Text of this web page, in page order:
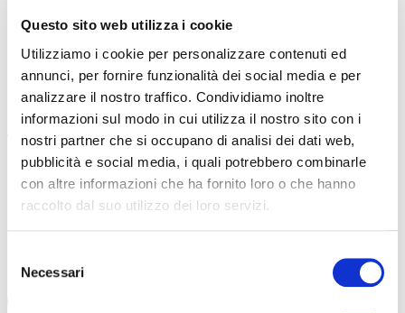
Questo sito web utilizza i cookie
Utilizziamo i cookie per personalizzare contenuti ed
annunci, per fornire funzionalità dei social media e per
analizzare il nostro traffico. Condividiamo inoltre
informazioni sul modo in cui utilizza il nostro sito con i
nostri partner che si occupano di analisi dei dati web,
pubblicità e social media, i quali potrebbero combinarle
con altre informazioni che ha fornito loro o che hanno
raccolto dal suo utilizzo dei loro servizi.
delNecessari
25 Marzo 2026
Blsd per operatori sanitari
Sei un operatore sanitario? Ecco il corso che fa per te!
7 Agosto 2023
Ausiliario Socio Assistenziale (ASA)
Riqualifica da Ausiliario a Operatore Socio-Sanitario